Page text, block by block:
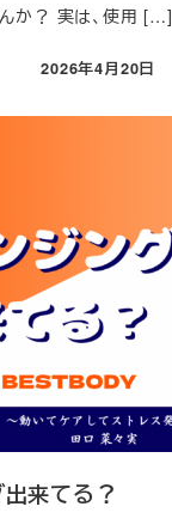
か？ 実は、使用 […]
投稿日
2026年4月20日
出来てる？